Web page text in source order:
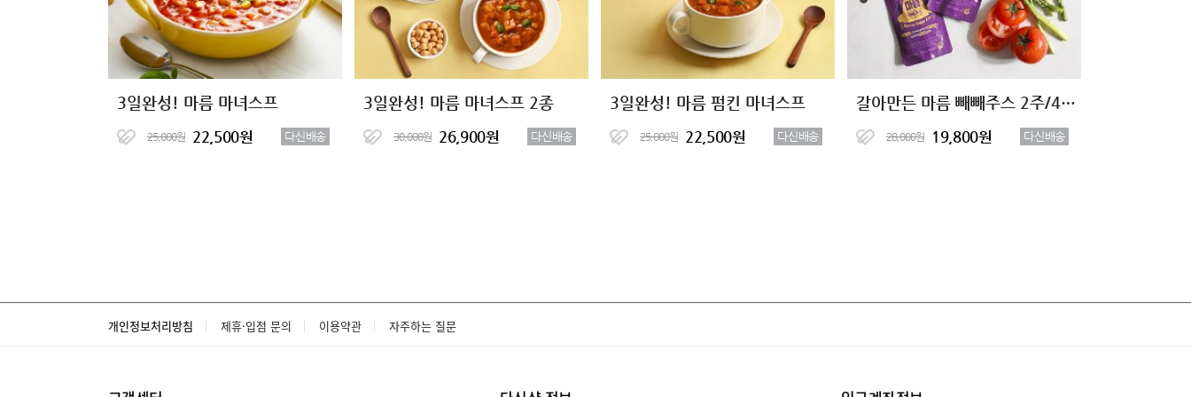
3일완성! 마름 마녀스프
25,000원 22,500원 다신배송
3일완성! 마름 마녀스프 2종
30,000원 26,900원 다신배송
3일완성! 마름 펌킨 마녀스프
25,000원 22,500원 다신배송
갈아만든 마름 빼빼주스 2주/4주 클렌즈
28,000원 19,800원 다신배송
개인정보처리방침 제휴·입점 문의 이용약관 자주하는 질문